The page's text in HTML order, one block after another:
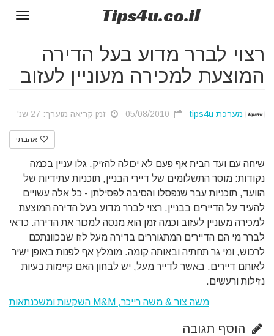
Tips4u.co.il
רצוי לברר מדוע בעל הדירה
המוצעת למכירה מעוניין לעזוב
מערכת tips4u זמן קריאה מוערך: 27 שנ'
אהבתי
שיחה עם ועד הבית אף פעם לא יכולה להזיק. גלו עניין בכמה
נקודות: מוסר התשלומים של דיירי הבניין, תוכניות עתידיות של
הוועד, תוכניות עבר שנפסלו והסיבה לפסילתן - כל אלה עשויים
להעיד על הדיירים בבניין. רצוי לברר מדוע בעל הדירה המוצעת
למכירה מעוניין לעזוב וכמה זמן הוא מנסה למכור את הדירה. כדאי
לברר מי הם הדיירים המתגוררים בדירה מעל לזו שבכוונתכם
לרכוש, ומי גר תחתיה ובאותה קומה. מומלץ אף לפנות באופן ישיר
לאותם דיירים. באשר לדייר מעל, יש לבחון האם קיימות בעיות
נזילות ורעשים.
משה צור & משה רייכר, M&M השקעות ומשכנתאות
הוסף תגובה